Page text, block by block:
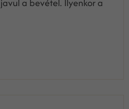
a bevétel. Ilyenkor a